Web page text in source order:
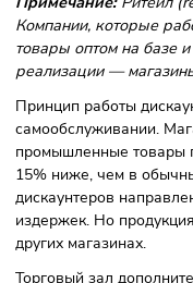
Фото: Kira Nerys,
Commons
В последние годы в
растёт. Магазины
ритейлом.
Примечание:
Компании, которые
товары оптом на
реализации —